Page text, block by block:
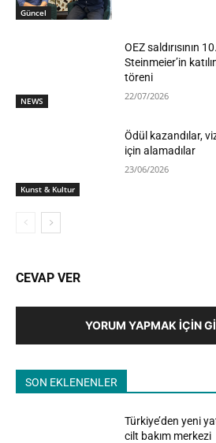
Güncel
NEWS
OEZ saldırısının
Steinmeier’in
töreni
22/07/2026
Kunst & Kultur
Ödül kazandılar,
için alamadılar
23/06/2026
CEVAP VER
YORUM YAPMAK İÇIN
SON EKLENENLER
Türkiye’den yeni
cilt bakım merkezi